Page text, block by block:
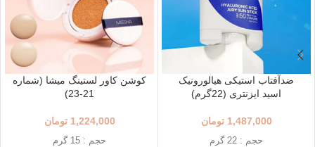
ضدآفتاب استیکی هیالورونیک
اسید ایزنتری (22گرم)
1,487,000 تومان
حجم : 22 گرم
کوشن کاور لستینگ میشا (شماره
21-23)
1,224,000 تومان
حجم : 15 گرم